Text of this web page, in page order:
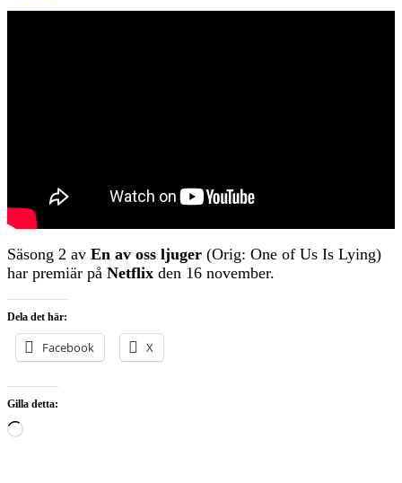
Säsong 2 av En av oss ljuger (Orig: One of Us Is Lying)
har premiär på Netflix den 16 november.
Dela det här:
Facebook X
Gilla detta:
Laddar